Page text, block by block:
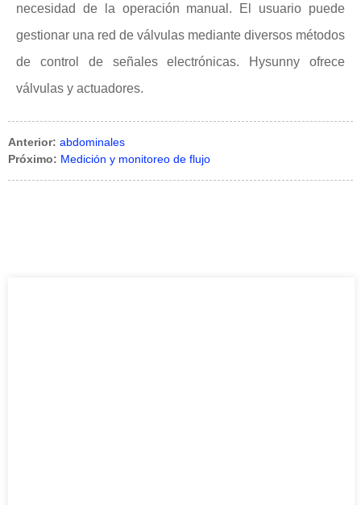
necesidad de la operación manual. El usuario puede
gestionar una red de válvulas mediante diversos métodos
de control de señales electrónicas. Hysunny ofrece
válvulas y actuadores.
Anterior: abdominales
Próximo: Medición y monitoreo de flujo